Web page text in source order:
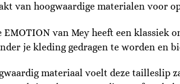
van hoogwaardige materialen voor
EMOTION van Mey heeft een
je kleding gedragen te worden en
materiaal voelt deze tailleslip